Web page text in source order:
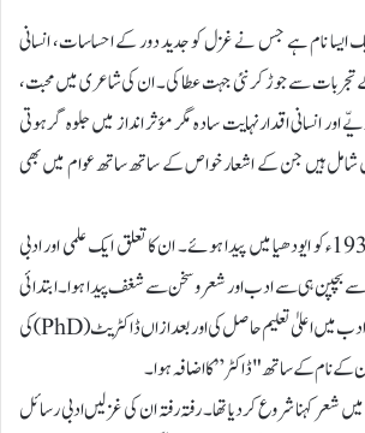
ایسا نام ہے جس نے غزل کو جدید دور کے احساسات، انسانی
تجربات سے جوڑ کر نئی جہت عطا کی۔ ان کی شاعری میں محبت،
اور انسانی اقدار نہایت سادہ مگر مؤثر انداز میں جلوہ گر ہوتی
شامل ہیں جن کے اشعار خواص کے ساتھ ساتھ عوام میں بھی
ڈاکٹر بشیر بدرؔ 15 فروری 1935ء کو ایودھیا میں پیدا ہوئے۔ ان کا تعلق ایک علمی اور ادبی
بچپن ہی سے ادب اور شعر و سخن سے شغف پیدا ہوا۔ ابتدائی
تعلیم کے بعد انہوں نے اردو ادب میں اعلیٰ تعلیم حاصل کی اور بعد ازاں ڈاکٹریٹ (PhD) کی
کے نام کے ساتھ "ڈاکٹر” کا اضافہ ہوا۔
شعر کہنا شروع کر دیا تھا۔ رفتہ رفتہ ان کی غزلیں ادبی رسائل